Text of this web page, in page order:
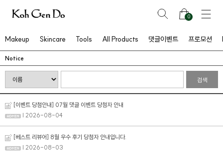
0
Makeup Skincare Tools All Products 댓글이벤트 프로모션
Notice
검색
[이벤트 당첨안내] 07월 댓글 이벤트 당첨자 안내
| 2026-08-04
[베스트 리뷰어] 8월 우수 후기 당첨자 안내입니다.
| 2026-08-03